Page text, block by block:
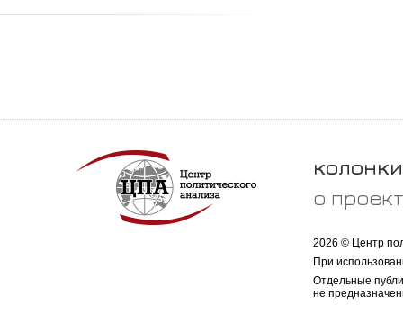
колонки
о
2026 © Центр
При
Отдельные
не